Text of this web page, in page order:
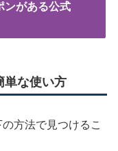
ンがある公式
単な使い方
方法で見つけるこ